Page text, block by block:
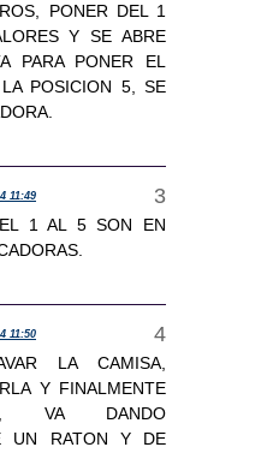
PONER DEL 1
Y SE ABRE
PARA PONER EL
POSICION 5, SE
11:49
1 AL 5 SON EN
11:50
LA CAMISA,
Y FINALMENTE
VA DANDO
UN RATON Y DE